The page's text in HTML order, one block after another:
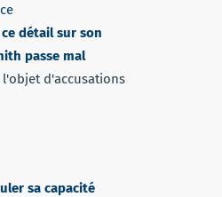
détail sur son
passe mal
d'accusations
sa capacité